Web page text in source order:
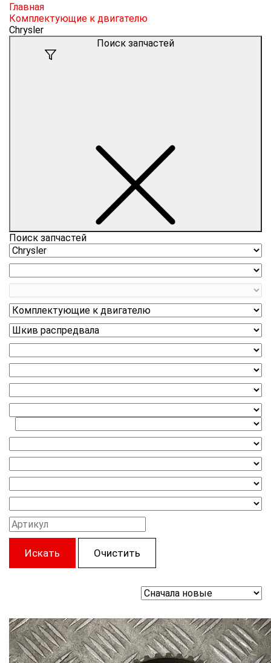
Главная
Комплектующие к двигателю
Chrysler
Поиск запчастей
Поиск запчастей
Искать Очистить